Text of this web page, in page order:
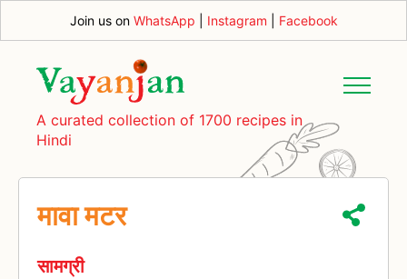
Join us on WhatsApp Instagram Facebook
A curated collection of 1700 recipes in
Hindi
मावा मटर
सामग्री